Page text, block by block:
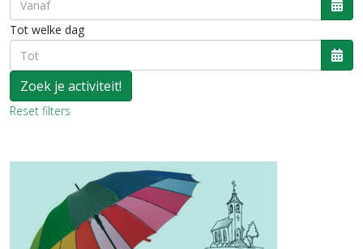
Tot welke dag
Reset filters